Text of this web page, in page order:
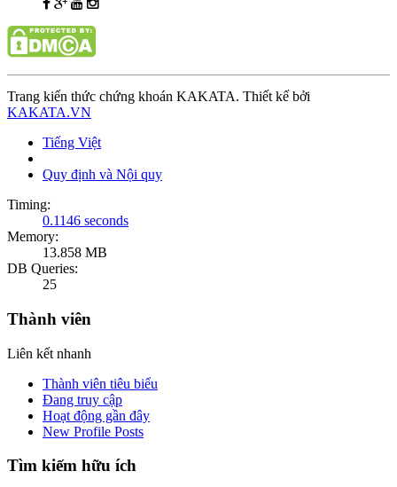
Trang kiến thức chứng khoán KAKATA. Thiết kế bởi
KAKATA.VN
Tiếng Việt
Quy định và Nội quy
Timing:
0.1146 seconds
Memory:
13.858 MB
DB Queries:
25
Thành viên
Liên kết nhanh
Thành viên tiêu biểu
Đang truy cập
Hoạt động gần đây
New Profile Posts
Tìm kiếm hữu ích